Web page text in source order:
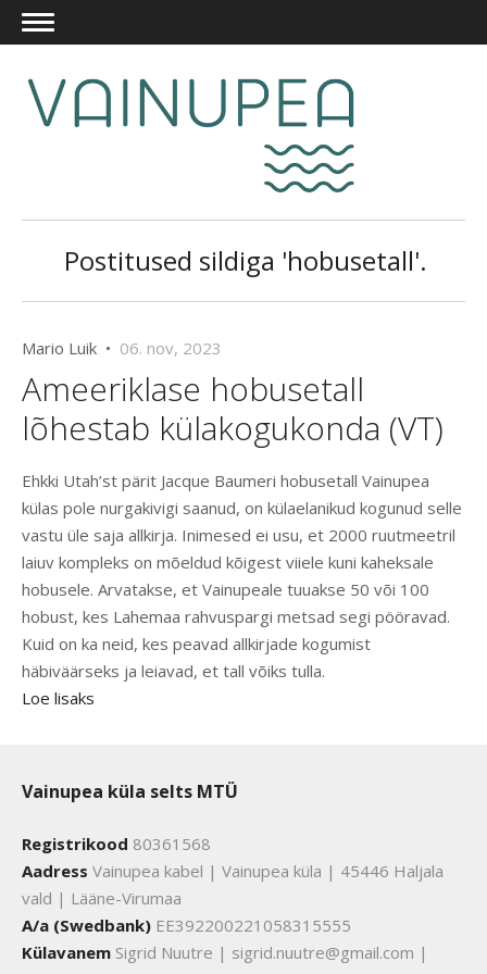
Postitused sildiga 'hobusetall'.
Mario Luik • 06. nov, 2023
Ameeriklase hobusetall
lõhestab külakogukonda (VT)
Ehkki Utah’st pärit Jacque Baumeri hobusetall Vainupea
külas pole nurgakivigi saanud, on külaelanikud kogunud selle
vastu üle saja allkirja. Inimesed ei usu, et 2000 ruutmeetril
laiuv kompleks on mõeldud kõigest viiele kuni kaheksale
hobusele. Arvatakse, et Vainupeale tuuakse 50 või 100
hobust, kes Lahemaa rahvuspargi metsad segi pööravad.
Kuid on ka neid, kes peavad allkirjade kogumist
häbiväärseks ja leiavad, et tall võiks tulla.
Loe lisaks
Vainupea küla selts MTÜ
Registrikood 80361568
Aadress Vainupea kabel | Vainupea küla | 45446 Haljala
vald | Lääne-Virumaa
A/a (Swedbank) EE392200221058315555
Külavanem Sigrid Nuutre | sigrid.nuutre@gmail.com |